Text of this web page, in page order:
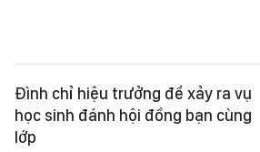
Đình chỉ hiệu trưởng để xảy ra vụ
học sinh đánh hội đồng bạn cùng
lớp